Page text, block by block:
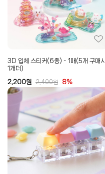
3D 입체 스티커(6종) - 1매(5개 구매시
1개더)
2,200원 2,400원 8%